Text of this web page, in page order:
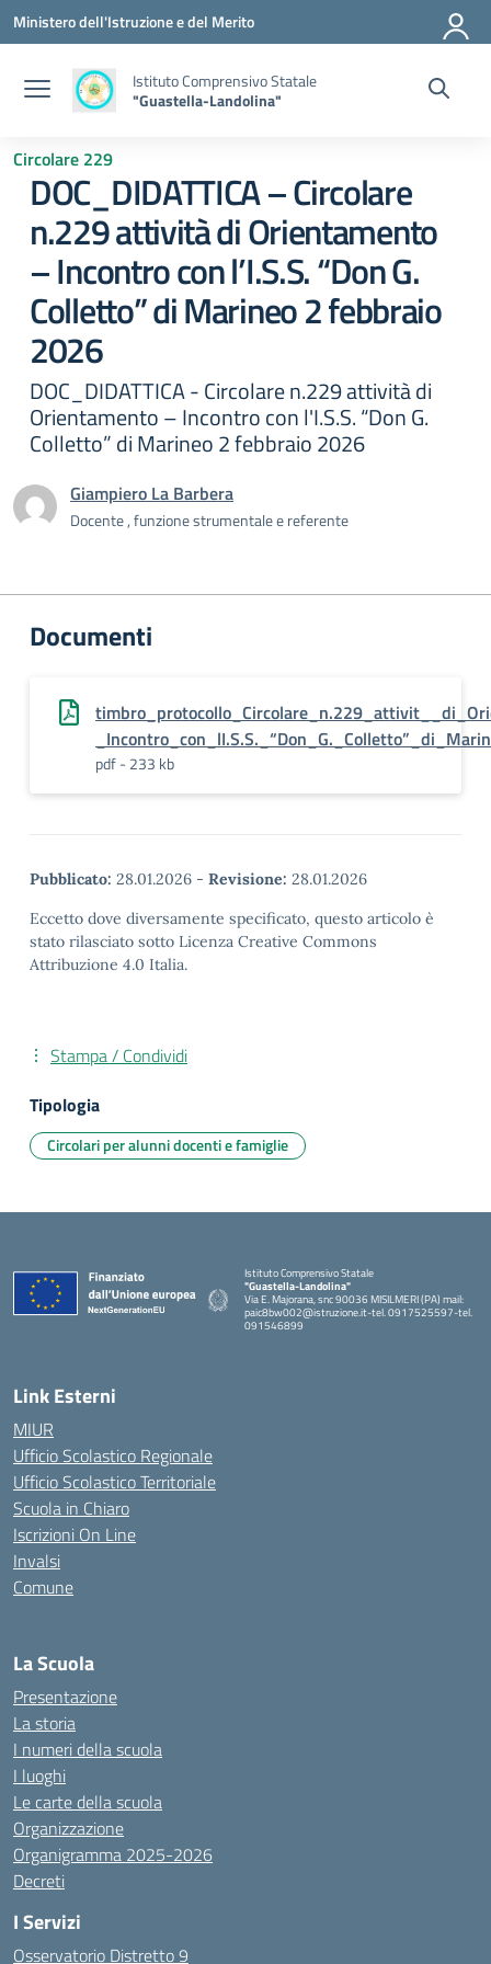
Vai ai contenuti
Vai al menu di navigazione
Vai al footer
Ministero dell'Istruzione e del Merito
Istituto Comprensivo Statale
"Guastella-Landolina"
Circolare 229
DOC_DIDATTICA – Circolare
n.229 attività di Orientamento
– Incontro con l’I.S.S. “Don G.
Colletto” di Marineo 2 febbraio
2026
DOC_DIDATTICA - Circolare n.229 attività di
Orientamento – Incontro con l'I.S.S. “Don G.
Colletto” di Marineo 2 febbraio 2026
Giampiero La Barbera
Docente , funzione strumentale e referente
Documenti
pdf - 233 kb
Pubblicato: 28.01.2026 - Revisione: 28.01.2026
Eccetto dove diversamente specificato, questo articolo è
stato rilasciato sotto Licenza Creative Commons
Attribuzione 4.0 Italia.
Stampa / Condividi
Tipologia
Circolari per alunni docenti e famiglie
Istituto Comprensivo Statale
"Guastella-Landolina"
Via E. Majorana, snc 90036 MISILMERI (PA) mail:
paic8bw002@istruzione.it-tel. 0917525597-tel.
091546899
Link Esterni
MIUR
Ufficio Scolastico Regionale
Ufficio Scolastico Territoriale
Scuola in Chiaro
Iscrizioni On Line
Invalsi
Comune
La Scuola
Presentazione
La storia
I numeri della scuola
I luoghi
Le carte della scuola
Organizzazione
Organigramma 2025-2026
Decreti
I Servizi
Osservatorio Distretto 9